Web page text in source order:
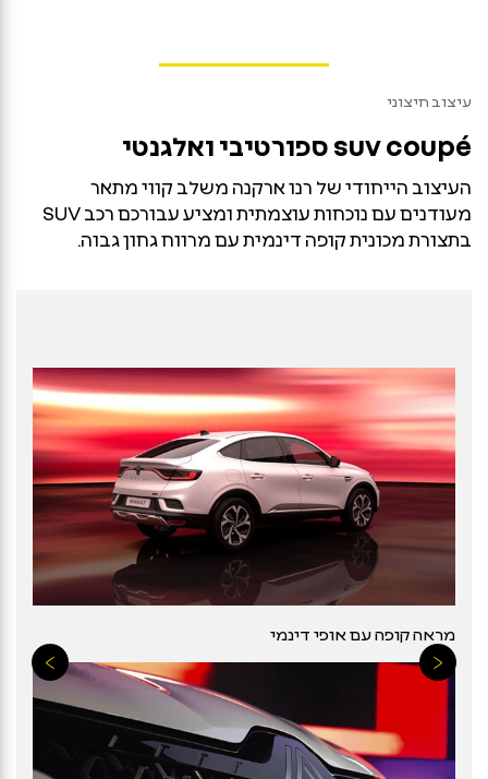
עיצוב חיצוני
suv coupé ספורטיבי ואלגנטי
העיצוב הייחודי של רנו ארקנה משלב קווי מתאר
מעודנים עם נוכחות עוצמתית ומציע עבורכם רכב SUV
בתצורת מכונית קופה דינמית עם מרווח גחון גבוה.
מראה קופה עם אופי דינמי